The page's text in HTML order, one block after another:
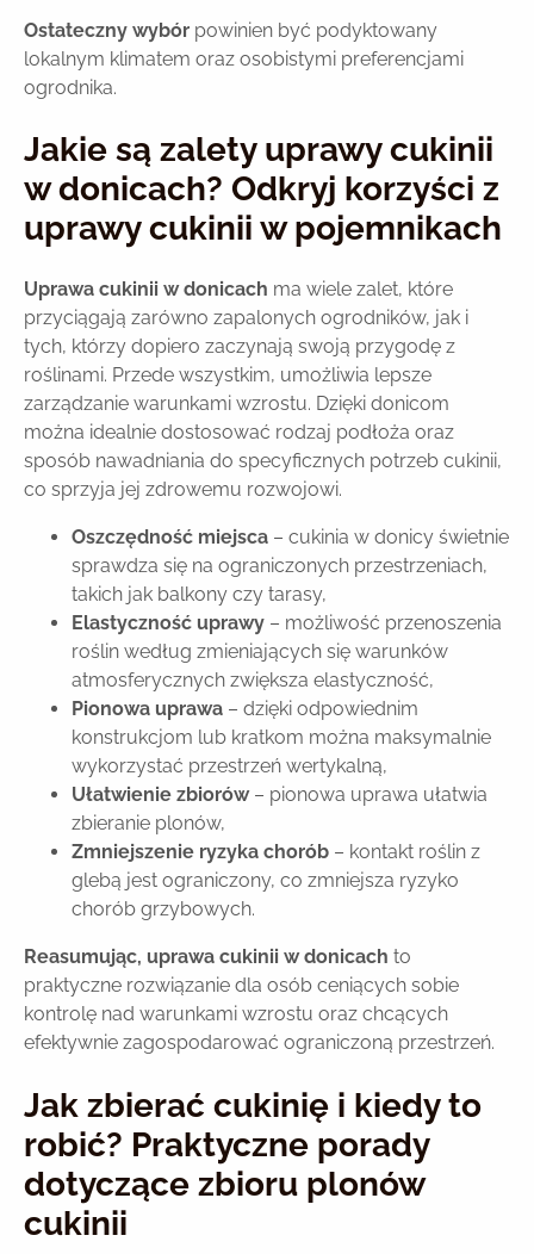
Ostateczny wybór powinien być podyktowany
lokalnym klimatem oraz osobistymi preferencjami
ogrodnika.
Jakie są zalety uprawy cukinii
w donicach? Odkryj korzyści z
uprawy cukinii w pojemnikach
Uprawa cukinii w donicach ma wiele zalet, które
przyciągają zarówno zapalonych ogrodników, jak i
tych, którzy dopiero zaczynają swoją przygodę z
roślinami. Przede wszystkim, umożliwia lepsze
zarządzanie warunkami wzrostu. Dzięki donicom
można idealnie dostosować rodzaj podłoża oraz
sposób nawadniania do specyficznych potrzeb cukinii,
co sprzyja jej zdrowemu rozwojowi.
Oszczędność miejsca – cukinia w donicy świetnie
sprawdza się na ograniczonych przestrzeniach,
takich jak balkony czy tarasy,
Elastyczność uprawy – możliwość przenoszenia
roślin według zmieniających się warunków
atmosferycznych zwiększa elastyczność,
Pionowa uprawa – dzięki odpowiednim
konstrukcjom lub kratkom można maksymalnie
wykorzystać przestrzeń wertykalną,
Ułatwienie zbiorów– pionowa uprawa ułatwia
zbieranie plonów,
Zmniejszenie ryzyka chorób – kontakt roślin z
glebą jest ograniczony, co zmniejsza ryzyko
chorób grzybowych.
Reasumując, uprawa cukinii w donicach to
praktyczne rozwiązanie dla osób ceniących sobie
kontrolę nad warunkami wzrostu oraz chcących
efektywnie zagospodarować ograniczoną przestrzeń.
Jak zbierać cukinię i kiedy to
robić? Praktyczne porady
dotyczące zbioru plonów
cukinii